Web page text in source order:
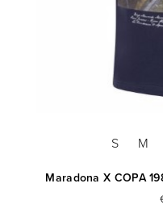
S M
Maradona X COPA